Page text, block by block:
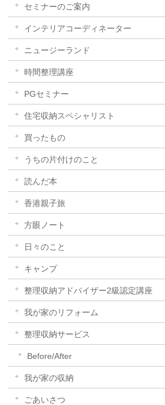
セミナーのご案内
インテリアコーディネーター
ニュージーランド
時間整理講座
PGセミナー
住宅収納スペシャリスト
買ったもの
うちの片付けのこと
読んだ本
香港親子旅
方眼ノート
日々のこと
キャンプ
整理収納アドバイザー2級認定講座
我が家のリフォーム
整理収納サービス
Before/After
我が家の収納
ごあいさつ